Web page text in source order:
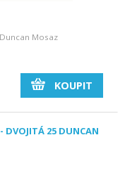
Mosaz
KOUPIT
DVOJITÁ 25 DUNCAN